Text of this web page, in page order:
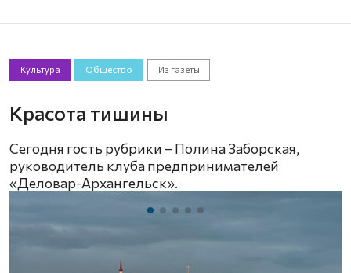
Культура Общество Из газеты
Красота тишины
Сегодня гость рубрики – Полина Заборская,
руководитель клуба предпринимателей
«Деловар-Архангельск».